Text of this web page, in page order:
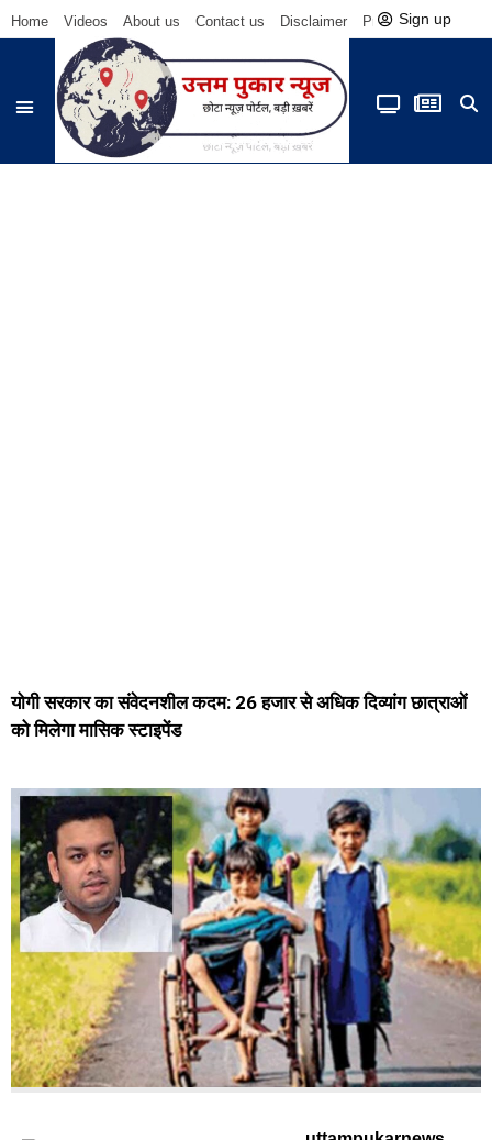
Home Videos About us Contact us Disclaimer Privacy Policy
Sign up
योगी सरकार का संवेदनशील कदम: 26 हजार से अधिक दिव्यांग छात्राओं
को मिलेगा मासिक स्टाइपेंड